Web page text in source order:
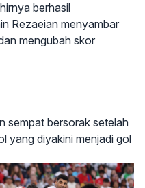
berhasil
Rezaeian menyambar
mengubah skor
sempat bersorak setelah
yang diyakini menjadi gol